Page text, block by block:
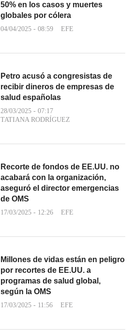
50% en los casos y muertes
globales por cólera
04/04/2025 - 08:59 EFE
Petro acusó a congresistas de
recibir dineros de empresas de
salud españolas
28/03/2025 - 07:17
TATIANA RODRÍGUEZ
Recorte de fondos de EE.UU. no
acabará con la organización,
aseguró el director emergencias
de OMS
17/03/2025 - 12:26 EFE
Millones de vidas están en peligro
por recortes de EE.UU. a
programas de salud global,
según la OMS
17/03/2025 - 11:56 EFE